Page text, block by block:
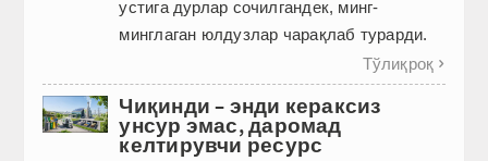
устига дурлар сочилгандек, минг-
минглаган юлдузлар чарақлаб турарди.
Тўлиқроқ 
Чиқинди – энди кераксиз
унсур эмас, даромад
келтирувчи ресурс